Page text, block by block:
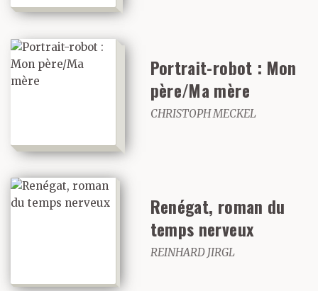
Portrait-robot : Mon
père/Ma mère
CHRISTOPH MECKEL
Renégat, roman du
temps nerveux
REINHARD JIRGL